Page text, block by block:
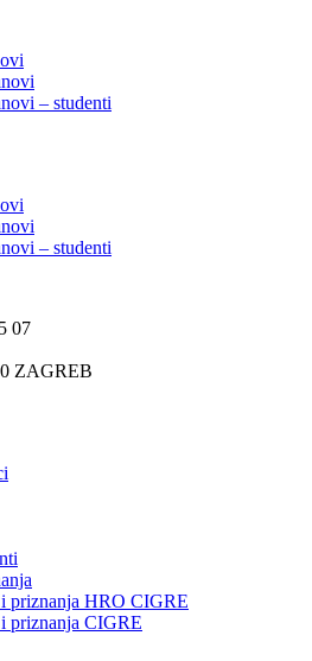
– studenti
– studenti
07
ZAGREB
priznanja HRO CIGRE
priznanja CIGRE